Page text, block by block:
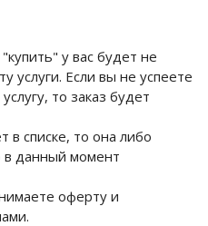
у вас будет не
услуги. Если вы не успеете
то заказ будет
в списке, то она либо
в данный момент
оферту и